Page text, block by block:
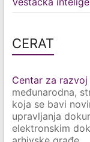
CERAT
Centar za
međunarodna,
koja se bavi
upravljanja
elektronskim